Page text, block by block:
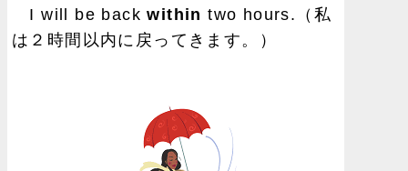
I will be backwithin two hours.（私
は２時間以内に戻ってきます。）